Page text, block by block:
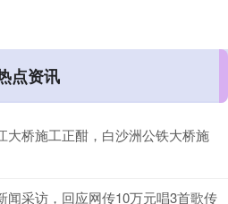
点资讯
大桥施工正酣，白沙洲公铁大桥施
闻采访，回应网传10万元唱3首歌传